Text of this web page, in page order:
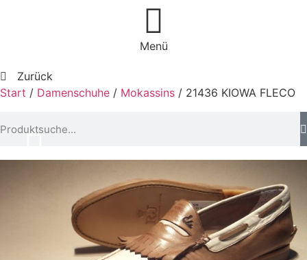
Menü
Zurück
Start / Damenschuhe / Mokassins / 21436 KIOWA FLECO